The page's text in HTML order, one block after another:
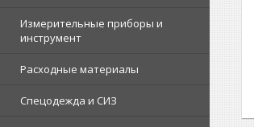
Измерительные приборы и
инструмент
Расходные материалы
Спецодежда и СИЗ